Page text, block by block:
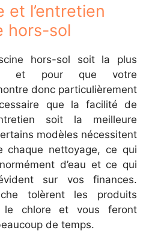
et l’entretien
hors-sol
hors-sol soit la plus
et pour que votre
donc particulièrement
que la facilité de
soit la meilleure
modèles nécessitent
chaque nettoyage, ce qui
d’eau et ce qui
sur vos finances.
tolèrent les produits
le chlore et vous feront
de temps.